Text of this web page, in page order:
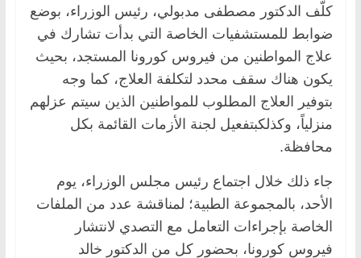
كلّف الدكتور مصطفى مدبولي، رئيس الوزراء، بوضع
ضوابط للمستشفيات الخاصة التي بدأت تشارك في
علاج المواطنين من فيروس كورونا المستجد، بحيث
يكون هناك سقف محدد لتكلفة العلاج، كما وجه
بتوفير العلاج المطلوب للمواطنين الذين سيتم عزلهم
منزلياً، وكذلكبتفعيل لجنة الأزمات القائمة بكل
محافظة.
جاء ذلك خلال اجتماع رئيس مجلس الوزراء، يوم
الأحد، بالمجموعة الطبية؛ لمناقشة عدد من الملفات
الخاصة بإجراءات التعامل مع التصدي لانتشار
فيروس كورونا، بحضور كل من الدكتور خالد